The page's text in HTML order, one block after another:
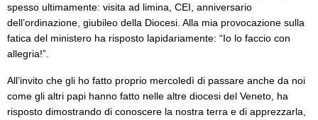
spesso ultimamente: visita ad limina, CEI, anniversario
dell’ordinazione, giubileo della Diocesi. Alla mia provocazione sulla
fatica del ministero ha risposto lapidariamente: “Io lo faccio con
allegria!”.
All’invito che gli ho fatto proprio mercoledì di passare anche da noi
come gli altri papi hanno fatto nelle altre diocesi del Veneto, ha
risposto dimostrando di conoscere la nostra terra e di apprezzarla,